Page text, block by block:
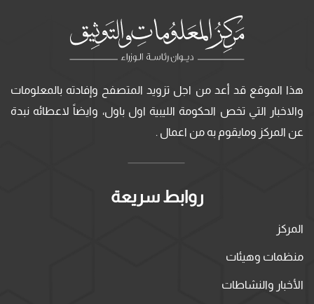
هذا الموقع قد أعد من اجل تزويد المتصفح وإفادته بالمعلومات
والاخبار التي تخص الحكومة الليبية اول باول، وايضاً لاعطائه نبدة
عن المركز ومايقوم به من اعمال .
روابط سريعة
المركز
منظمات وهيئات
الأخبار والنشاطات